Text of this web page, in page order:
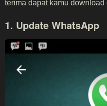
terima dapat kamu download
1. Update WhatsApp